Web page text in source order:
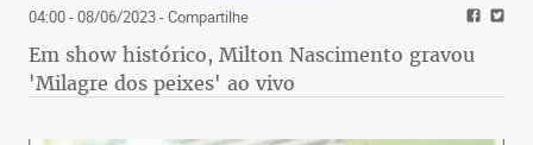
04:00 - 08/06/2023- Compartilhe
Em show histórico, Milton Nascimento gravou
'Milagre dos peixes' ao vivo